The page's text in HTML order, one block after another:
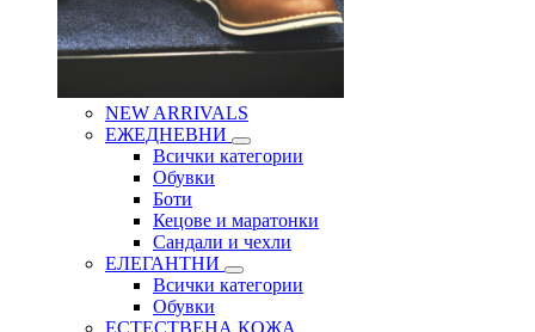
NEW ARRIVALS
ЕЖЕДНЕВНИ
Всички категории
Обувки
Боти
Кецове и маратонки
Сандали и чехли
ЕЛЕГАНТНИ
Всички категории
Обувки